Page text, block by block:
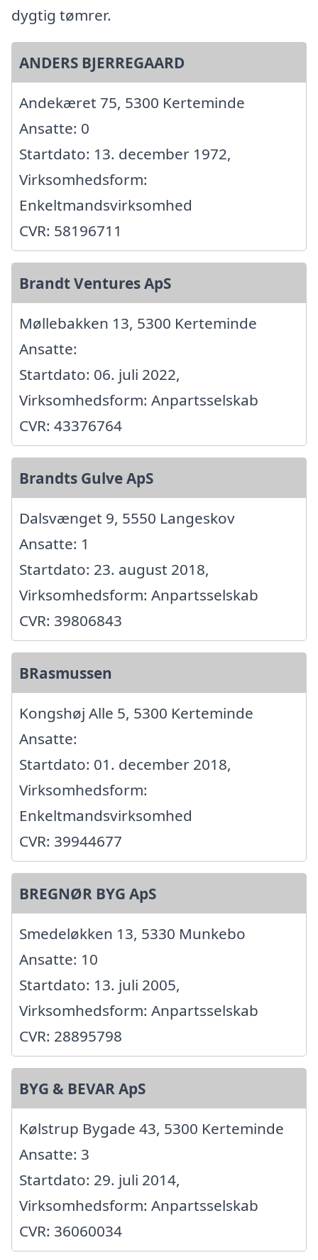
dygtig tømrer.
ANDERS BJERREGAARD
Andekæret 75, 5300 Kerteminde
Ansatte: 0
Startdato: 13. december 1972,
Virksomhedsform:
Enkeltmandsvirksomhed
CVR: 58196711
Brandt Ventures ApS
Møllebakken 13, 5300 Kerteminde
Ansatte:
Startdato: 06. juli 2022,
Virksomhedsform: Anpartsselskab
CVR: 43376764
Brandts Gulve ApS
Dalsvænget 9, 5550 Langeskov
Ansatte: 1
Startdato: 23. august 2018,
Virksomhedsform: Anpartsselskab
CVR: 39806843
BRasmussen
Kongshøj Alle 5, 5300 Kerteminde
Ansatte:
Startdato: 01. december 2018,
Virksomhedsform:
Enkeltmandsvirksomhed
CVR: 39944677
BREGNØR BYG ApS
Smedeløkken 13, 5330 Munkebo
Ansatte: 10
Startdato: 13. juli 2005,
Virksomhedsform: Anpartsselskab
CVR: 28895798
BYG & BEVAR ApS
Kølstrup Bygade 43, 5300 Kerteminde
Ansatte: 3
Startdato: 29. juli 2014,
Virksomhedsform: Anpartsselskab
CVR: 36060034